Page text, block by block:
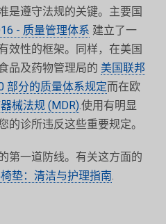
是遵守法规的关键。主要国
- 质量管理体系 建立了一
效性的框架。同样，在美国
品及药物管理局的 美国联邦
部分的质量体系规定而在欧
械法规 (MDR).使用有明显
的诊所违反这些重要规定。
第一道防线。有关这方面的
垫：清洁与护理指南.